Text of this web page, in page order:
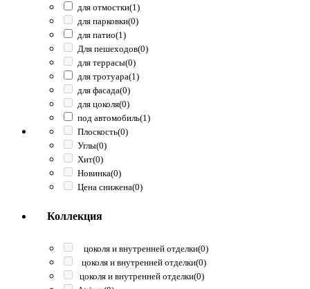
для отмостки(1)
для парковки(0)
для патио(1)
Для пешеходов(0)
для террасы(0)
для тротуара(1)
для фасада(0)
для цоколя(0)
под автомобиль(1)
Плоскость(0)
Углы(0)
Хит(0)
Новинка(0)
Цена снижена(0)
Коллекция
цоколя и внутренней отделки(0)
цоколя и внутренней отделки(0)
цоколя и внутренней отделки(0)